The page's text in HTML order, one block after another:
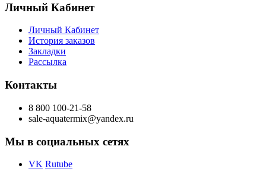
Личный Кабинет
Личный Кабинет
История заказов
Закладки
Рассылка
Контакты
8 800 100-21-58
sale-aquatermix@yandex.ru
Мы в социальных сетях
VK Rutube